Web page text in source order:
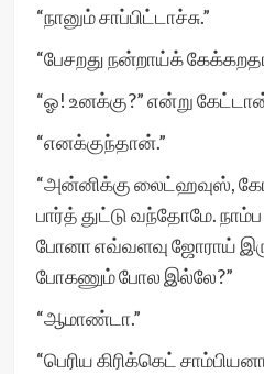
“நானும் சாப்பிட்டாச்சு.”
“பேசறது நன்றாய்க்
“ஓ! உனக்கு?” என்று
“எனக்குந்தான்.”
“அன்னிக்கு லைட்ஹவுஸ்,
பார்த் துட்டு வந்தோமே.
போனா எவ்வளவு ஜோராய்
போகணும் போல இல்லே?”
“ஆமாண்டா.”
“பெரிய கிரிக்கெட்